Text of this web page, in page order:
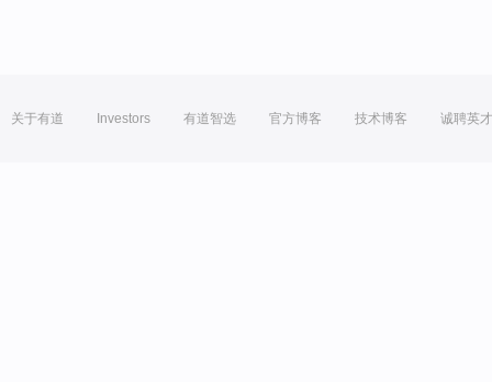
关于有道 Investors 有道智选 官方博客 技术博客 诚聘英才